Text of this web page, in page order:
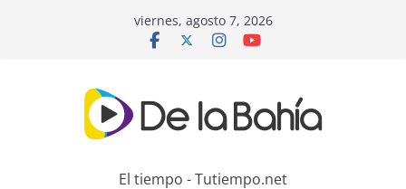
viernes, agosto 7, 2026
El tiempo - Tutiempo.net